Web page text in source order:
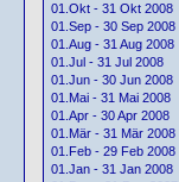
01.Okt - 31 Okt 2008
01.Sep - 30 Sep 2008
01.Aug - 31 Aug 2008
01.Jul - 31 Jul 2008
01.Jun - 30 Jun 2008
01.Mai - 31 Mai 2008
01.Apr - 30 Apr 2008
01.Mär - 31 Mär 2008
01.Feb - 29 Feb 2008
01.Jan - 31 Jan 2008